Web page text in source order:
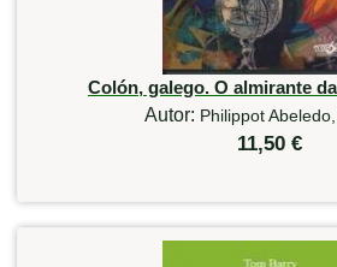
Colón, galego. O almirante
Autor: Philippot
11,50 €